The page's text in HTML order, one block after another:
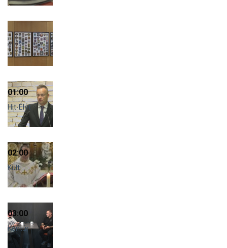
01:00
Hit-Élet
02:00
Kult
03:00
Kontúr